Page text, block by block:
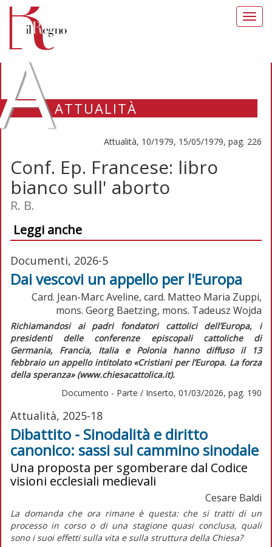
ATTUALITÀ
Attualità, 10/1979, 15/05/1979, pag. 226
Conf. Ep. Francese: libro
bianco sull' aborto
R. B.
Leggi anche
Documenti, 2026-5
Dai vescovi un appello per l'Europa
Card. Jean-Marc Aveline, card. Matteo Maria Zuppi,
mons. Georg Baetzing, mons. Tadeusz Wojda
Richiamandosi ai padri fondatori cattolici dell’Europa, i
presidenti delle conferenze episcopali cattoliche di
Germania, Francia, Italia e Polonia hanno diffuso il 13
febbraio un appello intitolato «Cristiani per l’Europa. La forza
della speranza» (www.chiesacattolica.it).
Documento - Parte / Inserto, 01/03/2026, pag. 190
Attualità, 2025-18
Dibattito - Sinodalità e diritto
canonico: sassi sul cammino sinodale
Una proposta per sgomberare dal Codice
visioni ecclesiali medievali
Cesare Baldi
La domanda che ora rimane è questa: che si tratti di un
processo in corso o di una stagione quasi conclusa, quali
sono i suoi effetti sulla vita e sulla struttura della Chiesa?